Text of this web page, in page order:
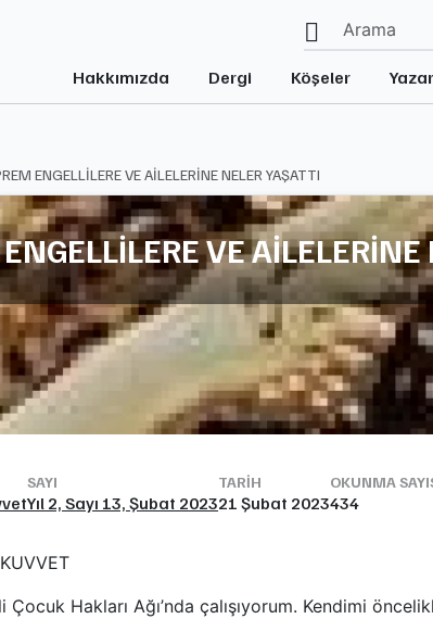
Hakkımızda Dergi Köşeler
ENGELLİLERE VE AİLELERİNE NELER YAŞATTI
VE
SAYI
Yıl 2, Sayı 13, Şubat 2023
TARIH
21 Şubat 2023
OKUNMA
434
Çocuk Hakları Ağı’nda çalışıyorum. Kendimi